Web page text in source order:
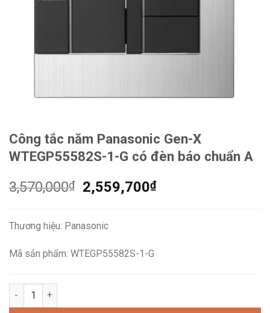
Công tắc năm Panasonic Gen-X
WTEGP55582S-1-G có đèn báo chuẩn A
3,570,000₫
Giá
3,570,000₫.
2,559,700₫Giá
Thương hiệu: Panasonic
Mã sản phẩm: WTEGP55582S-1-G
Công tắc năm Panasonic Gen-X WTEGP55582S-1-G có đèn